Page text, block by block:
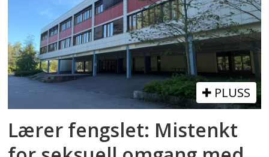
PLUSS
Lærer fengslet: Mistenkt